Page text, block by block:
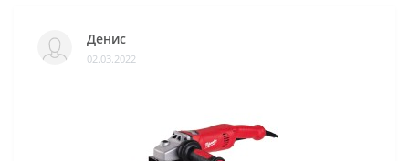
Денис
02.03.2022